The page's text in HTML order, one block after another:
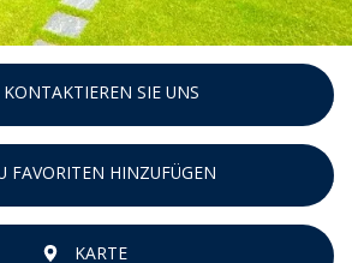
KONTAKTIEREN SIE UNS
FAVORITEN HINZUFÜGEN
KARTE